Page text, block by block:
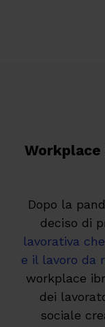
Dopo la
deciso di
lavorativa
e il lavoro da
workplace
dei
sociale